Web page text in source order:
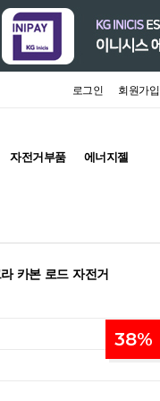
로그인 회원가입
자전거부품 에너지젤
카본 로드 자전거
38%